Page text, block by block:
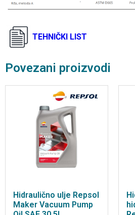
TEHNIČKI LIST
Povezani proizvodi
Hidraulično ulje Repsol
Maker Vacuum Pump